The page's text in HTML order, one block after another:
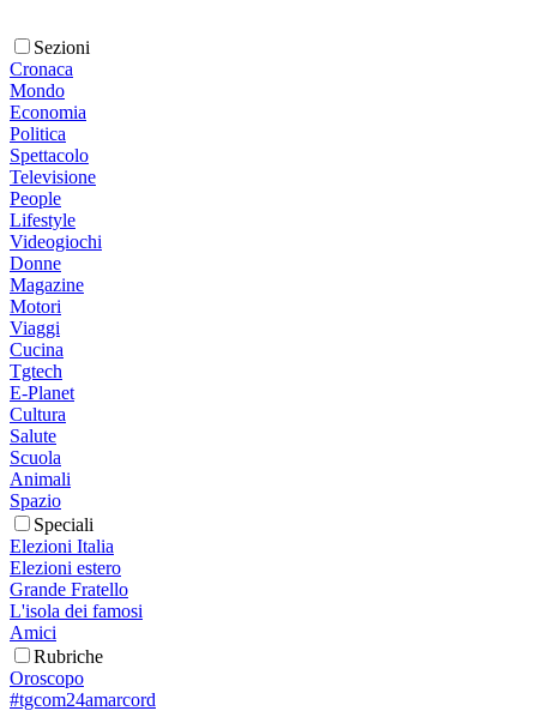
Sezioni
Cronaca
Mondo
Economia
Politica
Spettacolo
Televisione
People
Lifestyle
Videogiochi
Donne
Magazine
Motori
Viaggi
Cucina
Tgtech
E-Planet
Cultura
Salute
Scuola
Animali
Spazio
Speciali
Elezioni Italia
Elezioni estero
Grande Fratello
L'isola dei famosi
Amici
Rubriche
Oroscopo
#tgcom24amarcord